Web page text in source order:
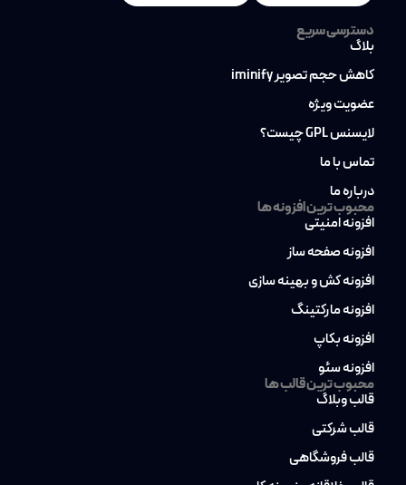
دسترسی سریع
بلاگ
کاهش حجم تصویر iminify
عضویت ویژه
لایسنس GPL چیست؟
تماس با ما
درباره ما
محبوب ترین افزونه ها
افزونه امنیتی
افزونه صفحه ساز
افزونه کش و بهینه سازی
افزونه مارکتینگ
افزونه بکاپ
افزونه سئو
محبوب ترین قالب ها
قالب وبلاگ
قالب شرکتی
قالب فروشگاهی